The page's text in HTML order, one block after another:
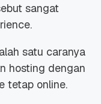
sangat
.
satu caranya
hosting dengan
tetap online.